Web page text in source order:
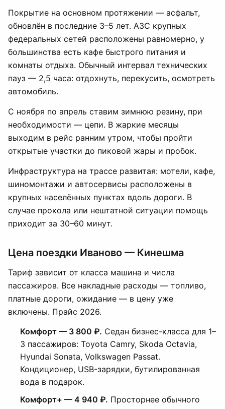
Покрытие на основном протяжении — асфальт,
обновлён в последние 3–5 лет. АЗС крупных
федеральных сетей расположены равномерно, у
большинства есть кафе быстрого питания и
комнаты отдыха. Обычный интервал технических
пауз — 2,5 часа: отдохнуть, перекусить, осмотреть
автомобиль.
С ноября по апрель ставим зимнюю резину, при
необходимости — цепи. В жаркие месяцы
выходим в рейс ранним утром, чтобы пройти
открытые участки до пиковой жары и пробок.
Инфраструктура на трассе развитая: мотели, кафе,
шиномонтажи и автосервисы расположены в
крупных населённых пунктах вдоль дороги. В
случае прокола или нештатной ситуации помощь
приходит за 30–60 минут.
Цена поездки Иваново — Кинешма
Тариф зависит от класса машина и числа
пассажиров. Все накладные расходы — топливо,
платные дороги, ожидание — в цену уже
включены. Прайс 2026.
Комфорт — 3 800 ₽. Седан бизнес-класса для 1–
3 пассажиров: Toyota Camry, Skoda Octavia,
Hyundai Sonata, Volkswagen Passat.
Кондиционер, USB-зарядки, бутилированная
вода в подарок.
Комфорт+ — 4 940 ₽. Просторнее обычного